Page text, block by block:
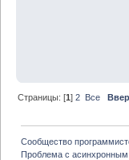
Страницы: [1]2 Все
Сообщество
Проблема с